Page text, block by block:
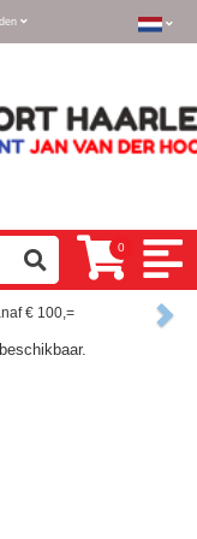
0
€ 100,=
wens!